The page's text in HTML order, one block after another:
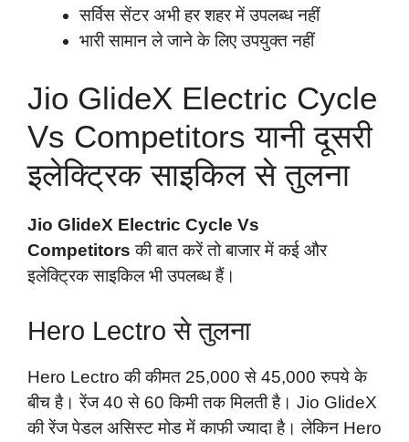
सर्विस सेंटर अभी हर शहर में उपलब्ध नहीं
भारी सामान ले जाने के लिए उपयुक्त नहीं
Jio GlideX Electric Cycle
Vs Competitors यानी दूसरी
इलेक्ट्रिक साइकिल से तुलना
Jio GlideX Electric Cycle Vs
Competitors की बात करें तो बाजार में कई और
इलेक्ट्रिक साइकिल भी उपलब्ध हैं।
Hero Lectro से तुलना
Hero Lectro की कीमत 25,000 से 45,000 रुपये के
बीच है। रेंज 40 से 60 किमी तक मिलती है। Jio GlideX
की रेंज पेडल असिस्ट मोड में काफी ज्यादा है। लेकिन Hero